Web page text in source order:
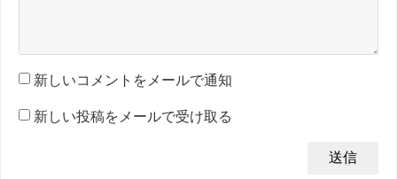
新しいコメントをメールで通知
新しい投稿をメールで受け取る